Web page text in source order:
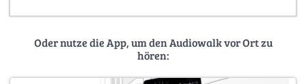
Oder nutze die App, um den Audiowalk vor Ort zu
hören: